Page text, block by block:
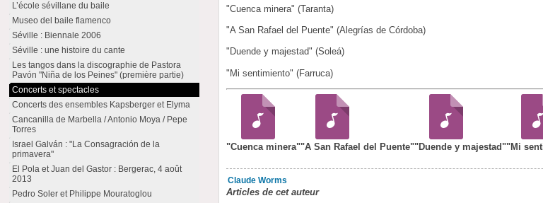
"Cuenca minera" (Taranta)
"A San Rafael del Puente" (Alegrías de Córdoba)
"Duende y majestad" (Soleá)
"Mi sentimiento" (Farruca)
"Cuenca minera""A San Rafael del Puente""Duende y majestad""Mi
Claude Worms
Articles de cet auteur
L’école sévillane du baile
Museo del baile flamenco
Séville : Biennale 2006
Séville : une histoire du cante
Les tangos dans la discographie de Pastora
Pavón "Niña de los Peines" (première partie)
Concerts et spectacles
Concerts des ensembles Kapsberger et Elyma
Cancanilla de Marbella / Antonio Moya / Pepe
Torres
Israel Galván : "La Consagración de la
primavera"
El Pola et Juan del Gastor : Bergerac, 4 août
2013
Pedro Soler et Philippe Mouratoglou